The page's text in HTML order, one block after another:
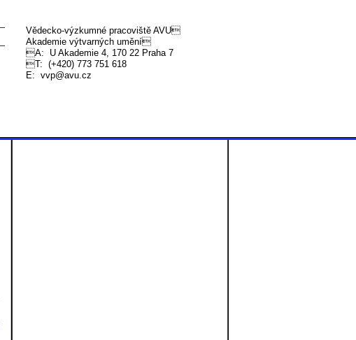
Vědecko-výzkumné pracoviště AVU
Akademie výtvarných umění
A: U Akademie 4, 170 22 Praha 7
T: (+420) 773 751 618
E: vvp@avu.cz